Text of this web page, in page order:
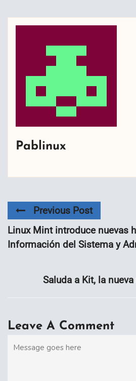
Pablinux
Previous Post
Linux Mint introduce nuevas
Información del Sistema y
Saluda a Kit, la
Leave A Comment